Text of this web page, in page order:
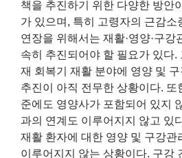
책을 추진하기 위한 다양한 방안
가 있으며, 특히 고령자의 근감소
연장을 위해서는 재활·영양·구강
속히 추진되어야 할 필요가 있다.
재 회복기 재활 분야에 영양 및
추진이 아직 전무한 상황이다. 또
준에도 영양사가 포함되어 있지
과의 연계도 이루어지지 않고 있
재활 환자에 대한 영양 및 구강관
이루어지지 않는 상황이다. 구강